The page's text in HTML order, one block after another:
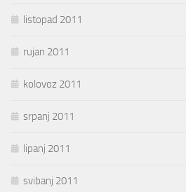
listopad 2011
rujan 2011
kolovoz 2011
srpanj 2011
lipanj 2011
svibanj 2011